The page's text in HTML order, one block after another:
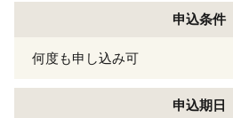
申込条件
何度も申し込み可
申込期日